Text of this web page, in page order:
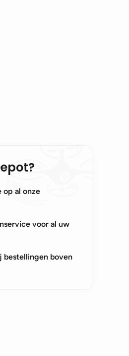
op al onze
voor al uw
bestellingen boven